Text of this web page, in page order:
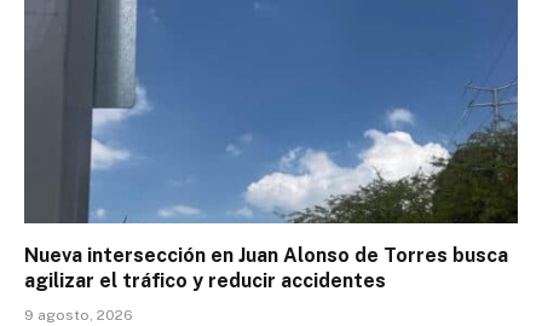
Nueva intersección en Juan Alonso de Torres busca
agilizar el tráfico y reducir accidentes
9 agosto, 2026